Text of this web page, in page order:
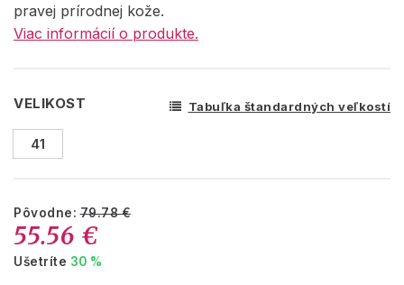
pravej prírodnej kože.
Viac informácií o produkte.
VELIKOST Tabuľka štandardných veľkostí
41
Pôvodne:79.78 €
55.56 €
Ušetríte 30 %